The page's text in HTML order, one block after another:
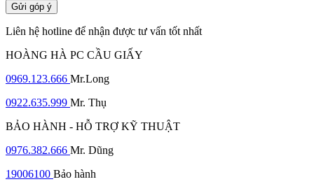
Gửi góp ý
Liên hệ hotline để nhận được tư vấn tốt nhất
HOÀNG HÀ PC CẦU GIẤY
0969.123.666 Mr.Long
0922.635.999 Mr. Thụ
BẢO HÀNH - HỖ TRỢ KỸ THUẬT
0976.382.666 Mr. Dũng
19006100 Bảo hành